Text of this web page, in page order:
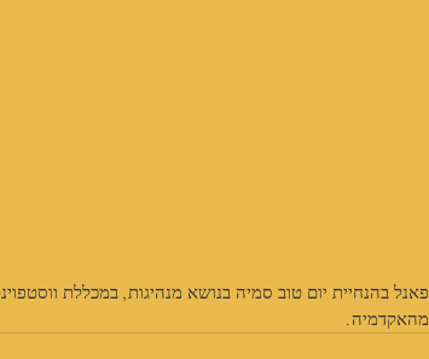
פאנל בהנחיית יום טוב סמיה בנושא מנהיגות, במכללת
מהאקדמיה.